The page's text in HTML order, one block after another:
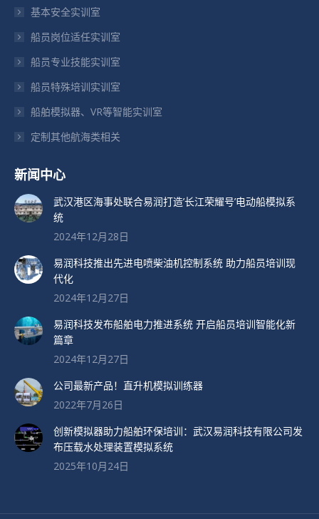
新
口
中
打
新
口
中
打
新
口
中
打
基本安全实训室
船员岗位适任实训室
船员专业技能实训室
船员特殊培训实训室
船舶模拟器、VR等智能实训室
定制其他航海类相关
新闻中心
武汉港区海事处联合易润打造’长江荣耀号’电动船模拟系
统
2024年12月28日
易润科技推出先进电喷柴油机控制系统 助力船员培训现
代化
2024年12月27日
易润科技发布船舶电力推进系统 开启船员培训智能化新
篇章
2024年12月27日
公司最新产品！直升机模拟训练器
2022年7月26日
创新模拟器助力船舶环保培训：武汉易润科技有限公司发
布压载水处理装置模拟系统
2025年10月24日